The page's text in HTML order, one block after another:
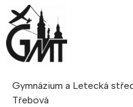
Gymnázium a Letecká
Třebová